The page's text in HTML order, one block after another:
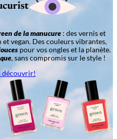
de la manucure: des vernis et
vegan. Des couleurs vibrantes,
pour vos ongles et la planète.
, sans compromis sur le style !
découvrir!